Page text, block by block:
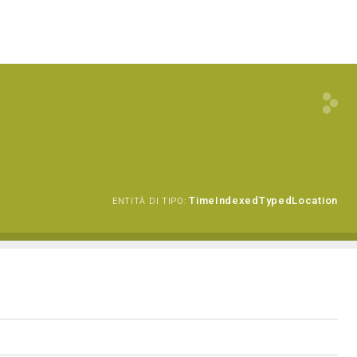
ENTITÀ DI TIPO: TimeIndexedTypedLocation